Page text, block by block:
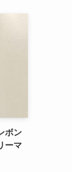
ボン
ーマ